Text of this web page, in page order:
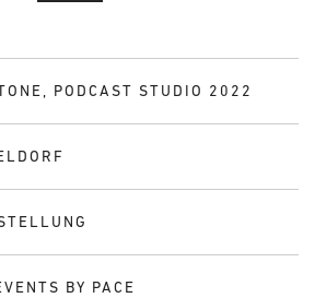
PODCAST STUDIO 2022
BY PACE